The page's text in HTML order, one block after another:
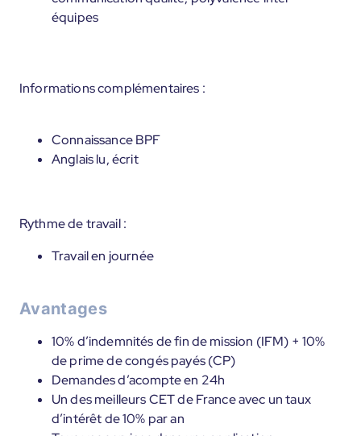
équipes
Informations complémentaires :
Connaissance BPF
Anglais lu, écrit
Rythme de travail :
Travail en journée
Avantages
10% d’indemnités de fin de mission (IFM) + 10%
de prime de congés payés (CP)
Demandes d’acompte en 24h
Un des meilleurs CET de France avec un taux
d’intérêt de 10% par an